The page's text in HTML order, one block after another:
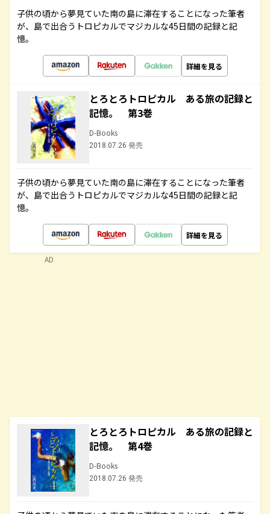
子供の頃から夢見ていた南の島に滞在することになった筆者
が、島で出合うトロピカルでマジカルな45日間の記録と記
憶。
詳細を見る
とろとろトロピカル ある旅の記録と
記憶。 第3巻
D-Books
2018.07.26 発売
子供の頃から夢見ていた南の島に滞在することになった筆者
が、島で出合うトロピカルでマジカルな45日間の記録と記
憶。
詳細を見る
とろとろトロピカル ある旅の記録と
記憶。 第4巻
D-Books
2018.07.26 発売
AD